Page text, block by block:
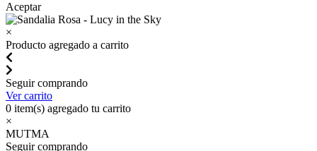
Aceptar
×
Producto agregado a carrito
Seguir comprando
Ver carrito
0 item(s) agregado tu carrito
×
MUTMA
Seguir comprando